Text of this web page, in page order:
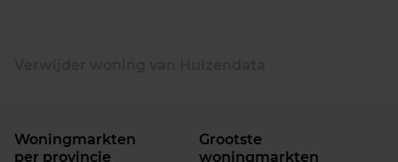
Woningmarkten
per provincie
Grootste
woningmarkten